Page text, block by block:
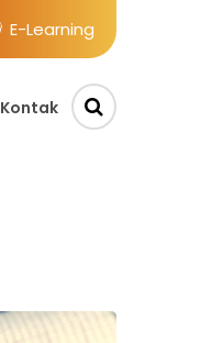
E-Learning
Kontak